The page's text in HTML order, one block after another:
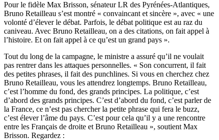
Pour le fidèle Max Brisson, sénateur LR des Pyrénées-Atlantiques,
Bruno Retailleau s’est montré « convaincant et sincère », avec « une
volonté d’élever le débat. Parfois, le débat politique est au raz du
caniveau. Avec Bruno Retailleau, on a des citations, on fait appel à
l’histoire. Et on fait appel à ce qu’est un grand pays ».
Tout du long de la campagne, le ministre a assuré qu’il ne voulait
pas rentrer dans les attaques personnelles. « Son concurrent, il fait
des petites phrases, il fait des punchlines. Si vous en cherchez chez
Bruno Retailleau, vous les attendrez longtemps. Bruno Retailleau,
c’est l’homme du fond, des grands principes. La politique, c’est
d’abord des grands principes. C’est d’abord du fond, c’est parler de
la France, ce n’est pas chercher la petite phrase qui fera le buzz,
c’est élever l’âme du pays. C’est pour cela qu’il y a une rencontre
entre les Français de droite et Bruno Retailleau », soutient Max
Brisson. Regardez :